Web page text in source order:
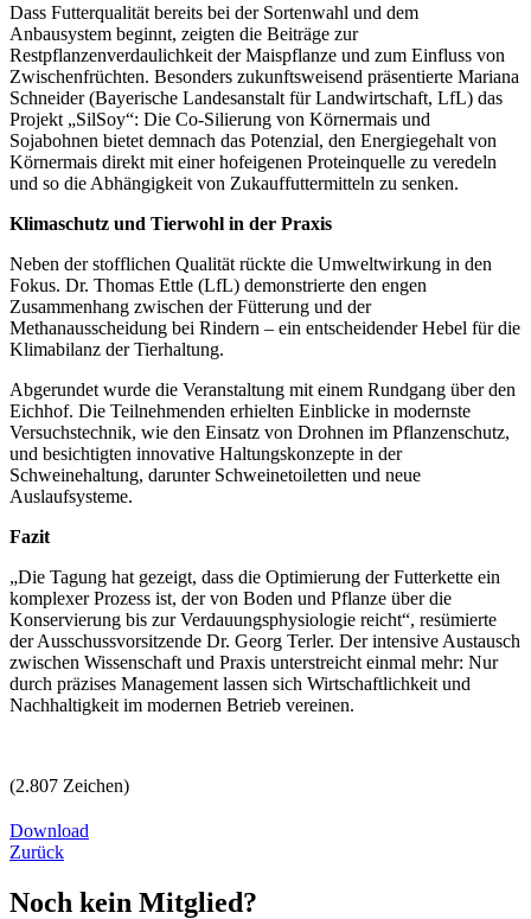
Dass Futterqualität bereits bei der Sortenwahl und dem
Anbausystem beginnt, zeigten die Beiträge zur
Restpflanzenverdaulichkeit der Maispflanze und zum Einfluss von
Zwischenfrüchten. Besonders zukunftsweisend präsentierte Mariana
Schneider (Bayerische Landesanstalt für Landwirtschaft, LfL) das
Projekt „SilSoy“: Die Co-Silierung von Körnermais und
Sojabohnen bietet demnach das Potenzial, den Energiegehalt von
Körnermais direkt mit einer hofeigenen Proteinquelle zu veredeln
und so die Abhängigkeit von Zukauffuttermitteln zu senken.
Klimaschutz und Tierwohl in der Praxis
Neben der stofflichen Qualität rückte die Umweltwirkung in den
Fokus. Dr. Thomas Ettle (LfL) demonstrierte den engen
Zusammenhang zwischen der Fütterung und der
Methanausscheidung bei Rindern – ein entscheidender Hebel für die
Klimabilanz der Tierhaltung.
Abgerundet wurde die Veranstaltung mit einem Rundgang über den
Eichhof. Die Teilnehmenden erhielten Einblicke in modernste
Versuchstechnik, wie den Einsatz von Drohnen im Pflanzenschutz,
und besichtigten innovative Haltungskonzepte in der
Schweinehaltung, darunter Schweinetoiletten und neue
Auslaufsysteme.
Fazit
„Die Tagung hat gezeigt, dass die Optimierung der Futterkette ein
komplexer Prozess ist, der von Boden und Pflanze über die
Konservierung bis zur Verdauungsphysiologie reicht“, resümierte
der Ausschussvorsitzende Dr. Georg Terler. Der intensive Austausch
zwischen Wissenschaft und Praxis unterstreicht einmal mehr: Nur
durch präzises Management lassen sich Wirtschaftlichkeit und
Nachhaltigkeit im modernen Betrieb vereinen.
(2.807 Zeichen)
Download
Zurück
Noch kein Mitglied?